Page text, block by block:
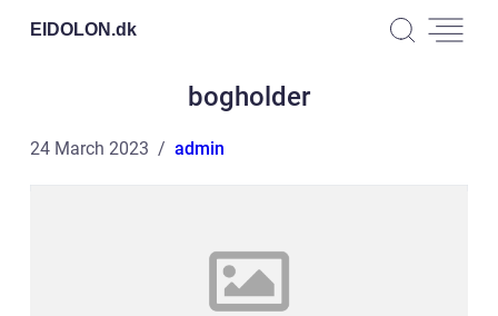
EIDOLON.dk
bogholder
24 March 2023 admin